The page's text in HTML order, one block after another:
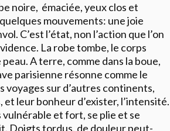
noire, émaciée, yeux clos et
mouvements: une joie
C’est l’état, non l’action que l’on
La robe tombe, le corps
A terre, comme dans la boue,
parisienne résonne comme le
voyages sur d’autres continents,
leur bonheur d’exister, l’intensité.
vulnérable et fort, se plie et se
Doigts tordus, de douleur peut-